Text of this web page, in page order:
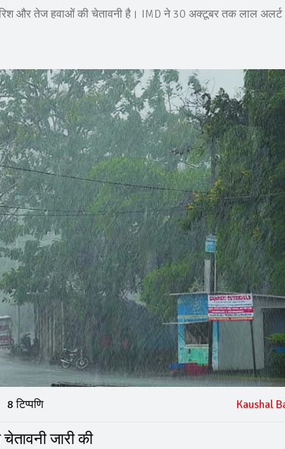
और तेज हवाओं की चेतावनी है। IMD ने 30 अक्टूबर तक लाल अलर्ट
8 टिप्पणि Kaushal
जारी की